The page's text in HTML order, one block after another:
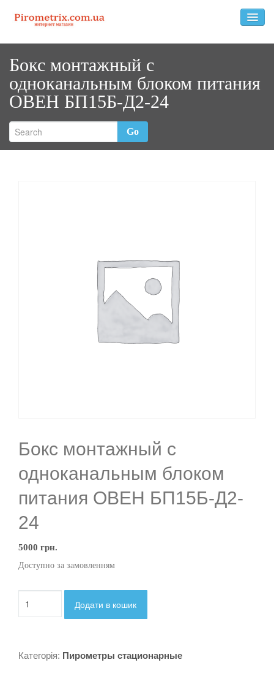
Бокс монтажный с
одноканальным блоком питания
ОВЕН БП15Б-Д2-24
Go
Бокс монтажный с
одноканальным блоком
питания ОВЕН БП15Б-Д2-
24
5000 грн.
Доступно за замовленням
монтажный
с
питания
Додати в кошик
Категорія: Пирометры стационарные